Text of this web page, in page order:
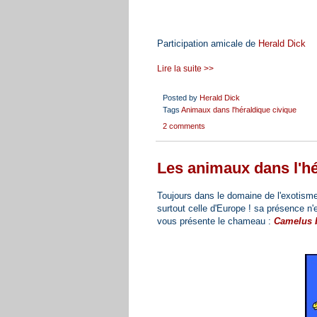
Participation amicale de Herald Dick
Lire la suite >>
Posted by Herald Dick
Tags Animaux dans l'héraldique civique
2 comments
Les animaux dans
Toujours dans le domaine de
surtout celle d'Europe ! sa présence
vous présente le chameau : Camelus